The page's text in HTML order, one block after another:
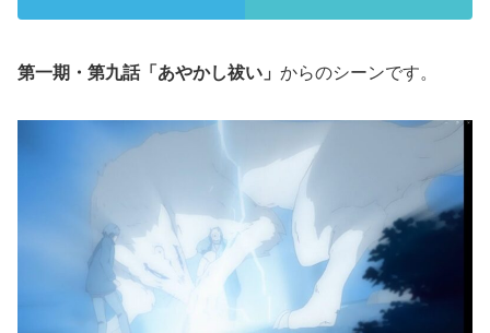
第一期・第九話「あやかし祓い」 からのシーンです。